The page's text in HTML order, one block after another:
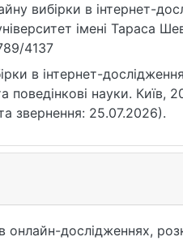
вибірки в інтернет-
імені Тараса
4137
в інтернет-
поведінкові науки. Київ,
звернення: 25.07.2026).
онлайн-дослідженнях,